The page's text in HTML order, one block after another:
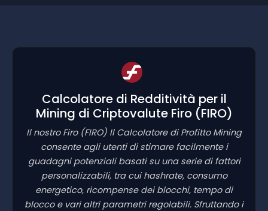
Calcolatore di Redditività per il
Mining di Criptovalute Firo (FIRO)
Il nostro Firo (FIRO) Il Calcolatore di Profitto Mining
consente agli utenti di stimare facilmente i
guadagni potenziali basati su una serie di fattori
personalizzabili, tra cui hashrate, consumo
energetico, ricompense dei blocchi, tempo di
blocco e vari altri parametri regolabili. Sfruttando i